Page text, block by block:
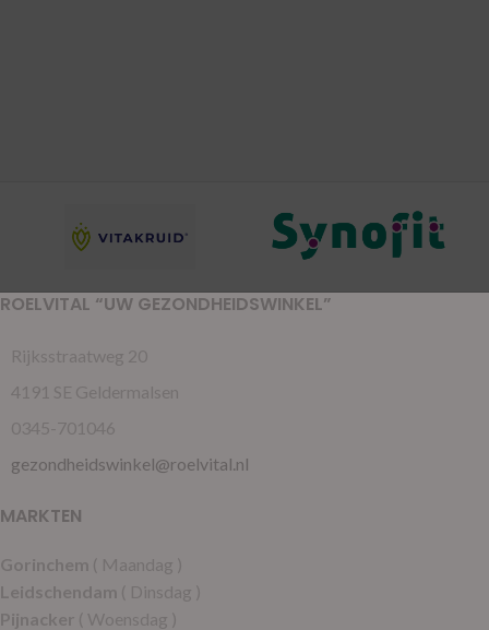
ROELVITAL “UW GEZONDHEIDSWINKEL”
Rijksstraatweg 20
4191 SE Geldermalsen
0345-701046
gezondheidswinkel@roelvital.nl
MARKTEN
Gorinchem ( Maandag )
Leidschendam ( Dinsdag )
Pijnacker ( Woensdag )